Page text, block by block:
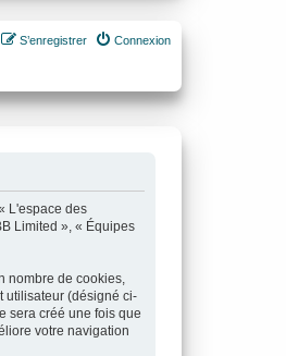
Connexion
S’enregistrer
L'espace des
Limited », « Équipes
nombre de cookies,
utilisateur (désigné ci-
sera créé une fois que
votre navigation